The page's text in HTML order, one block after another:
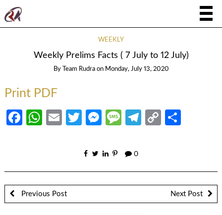
WEEKLY
Weekly Prelims Facts ( 7 July to 12 July)
By Team Rudra on Monday, July 13, 2020
Print PDF
Facebook
WhatsApp
EmailTwitter
Messenger
Message
Telegram
Copy
0
Previous Post Next Post